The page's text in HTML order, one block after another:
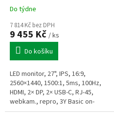
Do týdne
7 814 Kč bez DPH
9 455 Kč / ks
Do košíku
LED monitor, 27", IPS, 16:9,
2560×1440, 1500:1, 5ms, 100Hz,
HDMI, 2× DP, 2× USB-C, RJ-45,
webkam., repro, 3Y Basic on-
site, en. tř. E